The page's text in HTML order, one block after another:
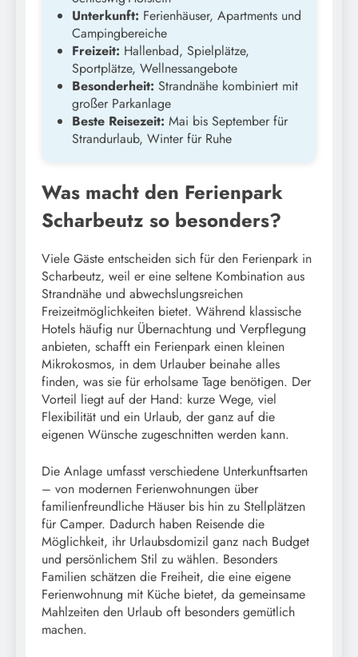
Unterkunft: Ferienhäuser, Apartments und
Campingbereiche
Freizeit: Hallenbad, Spielplätze,
Sportplätze, Wellnessangebote
Besonderheit: Strandnähe kombiniert mit
großer Parkanlage
Beste Reisezeit: Mai bis September für
Strandurlaub, Winter für Ruhe
Was macht den Ferienpark
Scharbeutz so besonders?
Viele Gäste entscheiden sich für den Ferienpark in
Scharbeutz, weil er eine seltene Kombination aus
Strandnähe und abwechslungsreichen
Freizeitmöglichkeiten bietet. Während klassische
Hotels häufig nur Übernachtung und Verpflegung
anbieten, schafft ein Ferienpark einen kleinen
Mikrokosmos, in dem Urlauber beinahe alles
finden, was sie für erholsame Tage benötigen. Der
Vorteil liegt auf der Hand: kurze Wege, viel
Flexibilität und ein Urlaub, der ganz auf die
eigenen Wünsche zugeschnitten werden kann.
Die Anlage umfasst verschiedene Unterkunftsarten
– von modernen Ferienwohnungen über
familienfreundliche Häuser bis hin zu Stellplätzen
für Camper. Dadurch haben Reisende die
Möglichkeit, ihr Urlaubsdomizil ganz nach Budget
und persönlichem Stil zu wählen. Besonders
Familien schätzen die Freiheit, die eine eigene
Ferienwohnung mit Küche bietet, da gemeinsame
Mahlzeiten den Urlaub oft besonders gemütlich
machen.